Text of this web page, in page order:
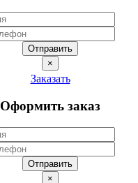
Отправить
×
Заказать
Оформить заказ
Отправить
×